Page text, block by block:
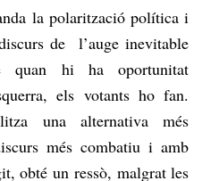
la polarització política i
de l’auge inevitable
quan hi ha oportunitat
els votants ho fan.
una alternativa més
més combatiu i amb
obté un ressò, malgrat les